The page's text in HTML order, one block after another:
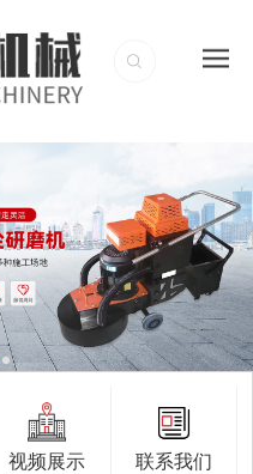
视频展示 联系我们